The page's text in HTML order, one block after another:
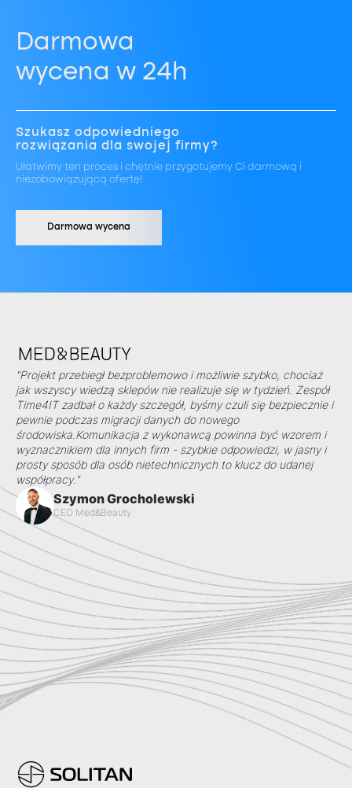
Darmowa
wycena w 24h
Szukasz odpowiedniego
rozwiązania dla swojej firmy?
Ułatwimy ten proces i chętnie przygotujemy Ci darmową i
niezobowiązującą ofertę!
Darmowa wycena
"Projekt przebiegł bezproblemowo i możliwie szybko, chociaż
jak wszyscy wiedzą sklepów nie realizuje się w tydzień. Zespół
Time4IT zadbał o każdy szczegół, byśmy czuli się bezpiecznie i
pewnie podczas migracji danych do nowego
środowiska.Komunikacja z wykonawcą powinna być wzorem i
wyznacznikiem dla innych firm - szybkie odpowiedzi, w jasny i
prosty sposób dla osób nietechnicznych to klucz do udanej
współpracy."
Szymon Grocholewski
CEO Med&Beauty